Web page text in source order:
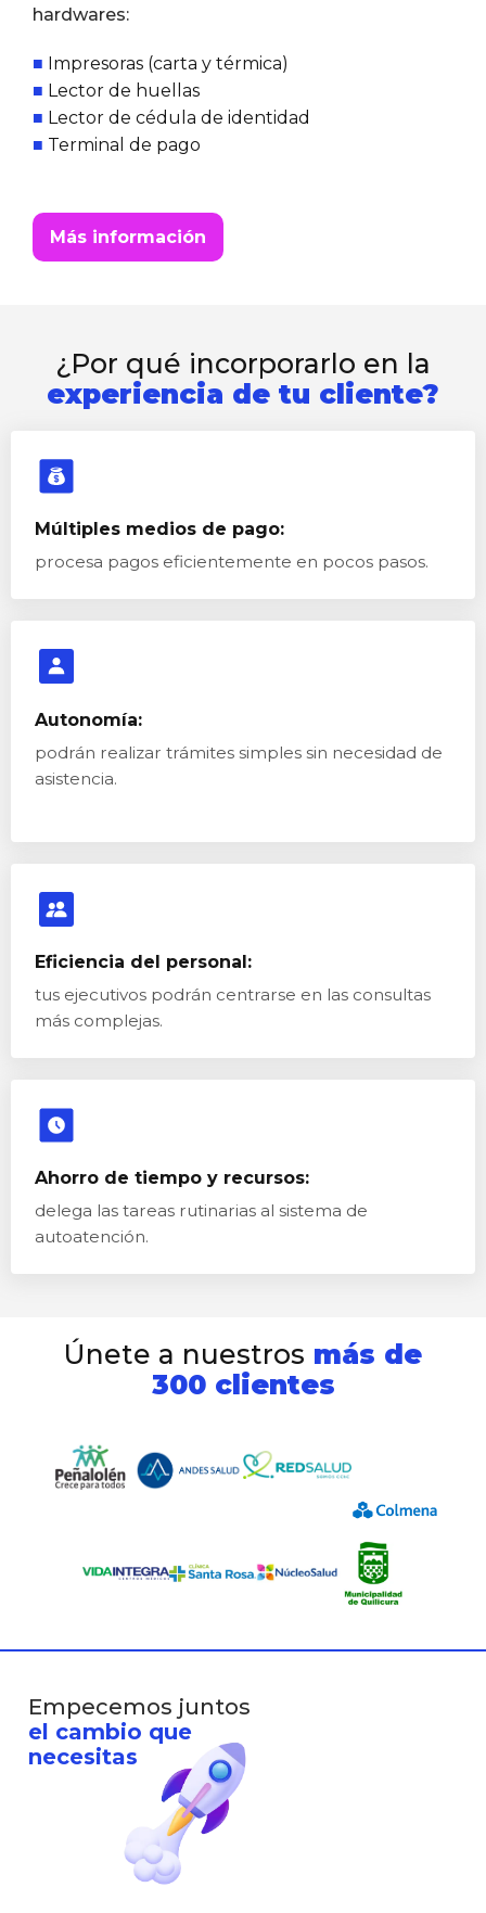
hardwares:
■ Impresoras (carta y térmica)
■ Lector de huellas
■ Lector de cédula de identidad
■ Terminal de pago
Más información
¿Por qué incorporarlo en la
experiencia de tu cliente?
Múltiples medios de pago:
procesa pagos eficientemente en pocos pasos.
Autonomía:
podrán realizar trámites simples sin necesidad de
asistencia.
Eficiencia del personal:
tus ejecutivos podrán centrarse en las consultas
más complejas.
Ahorro de tiempo y recursos:
delega las tareas rutinarias al sistema de
autoatención.
Únete a nuestros más de
300 clientes
Empecemos juntos
el cambio que
necesitas